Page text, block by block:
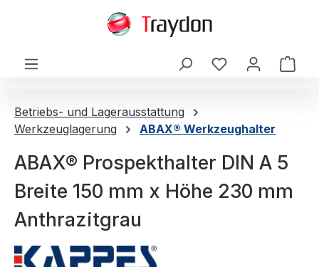
Betriebs- und Lagerausstattung
Werkzeuglagerung
ABAX® Werkzeughalter
ABAX® Prospekthalter DIN A 5
Breite 150 mm x Höhe 230 mm
Anthrazitgrau